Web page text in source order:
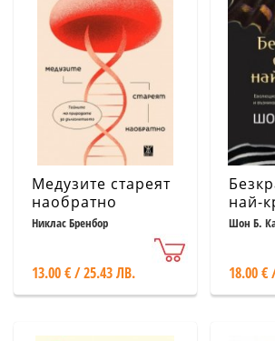
Медузите стареят
наобратно
Никлас Бренбор
13.00 € / 25.43 ЛВ.
най-
Шон Б.
18.00 €